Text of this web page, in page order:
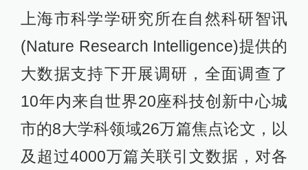
上海市科学学研究所在自然科研智讯
(Nature Research Intelligence)提供的
大数据支持下开展调研，全面调查了
10年内来自世界20座科技创新中心城
市的8大学科领域26万篇焦点论文，以
及超过4000万篇关联引文数据，对各